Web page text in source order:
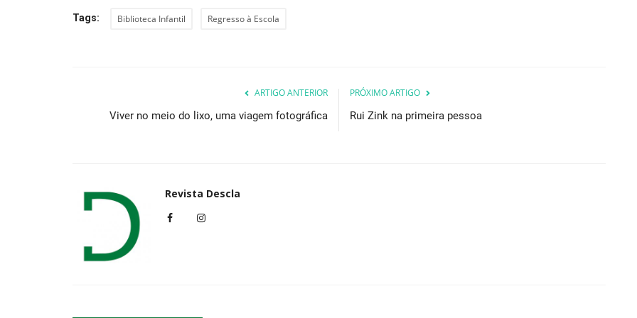
Tags: Biblioteca Infantil Regresso à Escola
ARTIGO ANTERIOR
Viver no meio do lixo, uma viagem fotográfica
PRÓXIMO ARTIGO
Rui Zink na primeira pessoa
Revista Descla